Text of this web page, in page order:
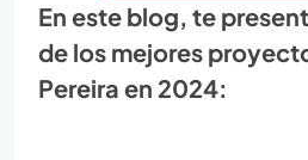
En este blog, te
de los mejores
Pereira en 2024: